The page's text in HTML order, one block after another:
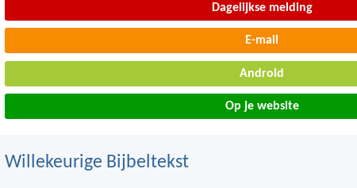
Dagelijkse melding
E-mail
Android
Op je website
Willekeurige Bijbeltekst